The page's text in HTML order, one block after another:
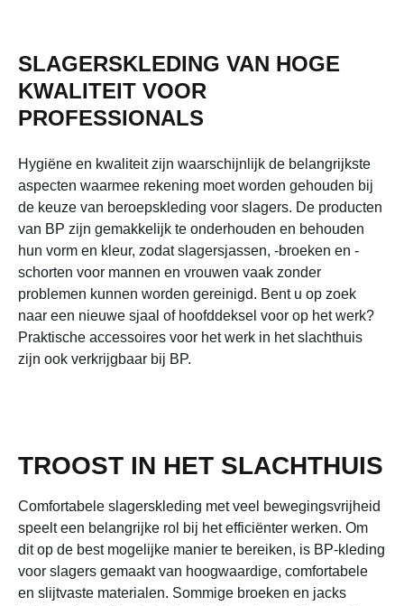
SLAGERSKLEDING VAN HOGE
KWALITEIT VOOR
PROFESSIONALS
Hygiëne en kwaliteit zijn waarschijnlijk de belangrijkste
aspecten waarmee rekening moet worden gehouden bij
de keuze van beroepskleding voor slagers. De producten
van BP zijn gemakkelijk te onderhouden en behouden
hun vorm en kleur, zodat slagersjassen, -broeken en -
schorten voor mannen en vrouwen vaak zonder
problemen kunnen worden gereinigd. Bent u op zoek
naar een nieuwe sjaal of hoofddeksel voor op het werk?
Praktische accessoires voor het werk in het slachthuis
zijn ook verkrijgbaar bij BP.
TROOST IN HET SLACHTHUIS
Comfortabele slagerskleding met veel bewegingsvrijheid
speelt een belangrijke rol bij het efficiënter werken. Om
dit op de best mogelijke manier te bereiken, is BP-kleding
voor slagers gemaakt van hoogwaardige, comfortabele
en slijtvaste materialen. Sommige broeken en jacks